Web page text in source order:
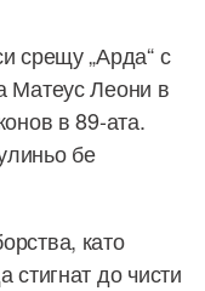
срещу „Арда“ с
Матеус Леони в
в 89-ата.
бе
като
стигнат до чисти